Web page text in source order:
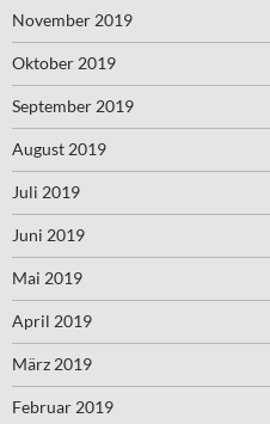
November 2019
Oktober 2019
September 2019
August 2019
Juli 2019
Juni 2019
Mai 2019
April 2019
März 2019
Februar 2019